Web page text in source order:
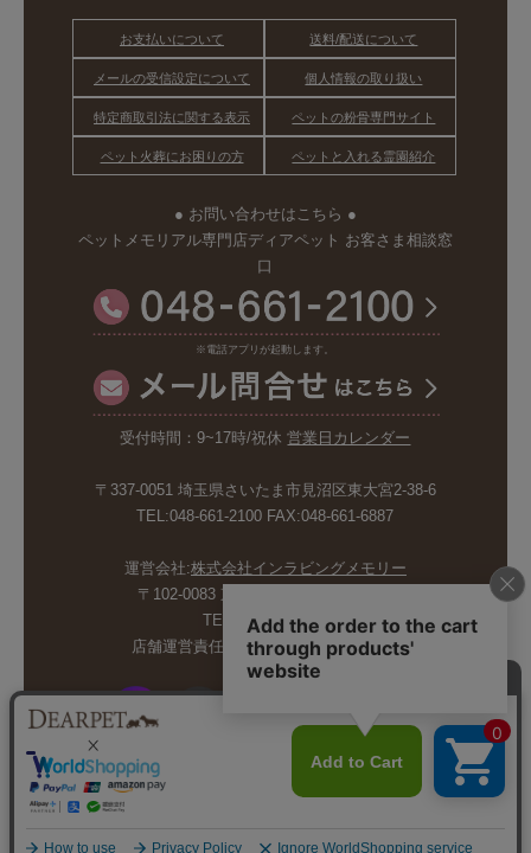
お支払いについて 送料/配送について
メールの受信設定について 個人情報の取り扱い
特定商取引法に関する表示 ペットの粉骨専門サイト
ペット火葬にお困りの方 ペットと入れる霊園紹介
● お問い合わせはこちら ●
ペットメモリアル専門店ディアペット お客さま相談窓
口
※電話アプリが起動します。
受付時間：9~17時/祝休営業日カレンダー
〒337-0051 埼玉県さいたま市見沼区東大宮2-38-6
TEL:048-661-2100 FAX:048-661-6887
運営会社:株式会社インラビングメモリー
〒102-0083 東京都千代田区麹町5-6-4
TEL:03-6265-4986
店舗運営責任者:斉藤久美子 内山剛巳
© INLOVING MEMORY CO.,LTD